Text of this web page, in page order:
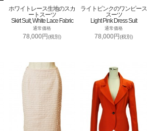
ホワイトレース生地のスカ
ートスーツ
Skirt Suit, White Lace Fabric
通常価格
78,000円(税別)
ライトピンクのワンピース
スーツ
Light Pink Dress Suit
通常価格
78,000円(税別)